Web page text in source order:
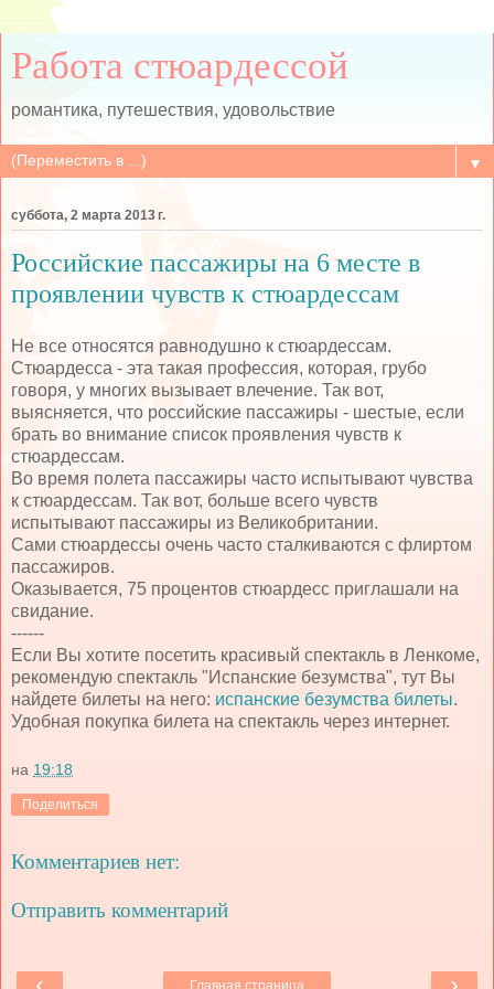
Работа стюардессой
романтика, путешествия, удовольствие
▼
суббота, 2 марта 2013 г.
Российские пассажиры на 6 месте в
проявлении чувств к стюардессам
Не все относятся равнодушно к стюардессам.
Стюардесса - эта такая профессия, которая, грубо
говоря, у многих вызывает влечение. Так вот,
выясняется, что российские пассажиры - шестые, если
брать во внимание список проявления чувств к
стюардессам.
Во время полета пассажиры часто испытывают чувства
к стюардессам. Так вот, больше всего чувств
испытывают пассажиры из Великобритании.
Сами стюардессы очень часто сталкиваются с флиртом
пассажиров.
Оказывается, 75 процентов стюардесс приглашали на
свидание.
------
Если Вы хотите посетить красивый спектакль в Ленкоме,
рекомендую спектакль "Испанские безумства", тут Вы
найдете билеты на него: испанские безумства билеты.
Удобная покупка билета на спектакль через интернет.
на 19:18
Поделиться
Комментариев нет:
Отправить комментарий